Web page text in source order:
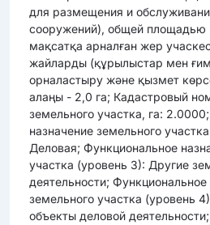
для размещения и
сооружений), общей площадью -
мақсатқа арналған жер
жайларды (құрылыстар мен
орналастыру және қызмет
алаңы - 2,0 га; Кадастровый
земельного участка, га:
назначение земельного
Деловая; Функциональное
участка (уровень 3): Другие
деятельности; Функциональное
земельного участка (уровень
объекты деловой